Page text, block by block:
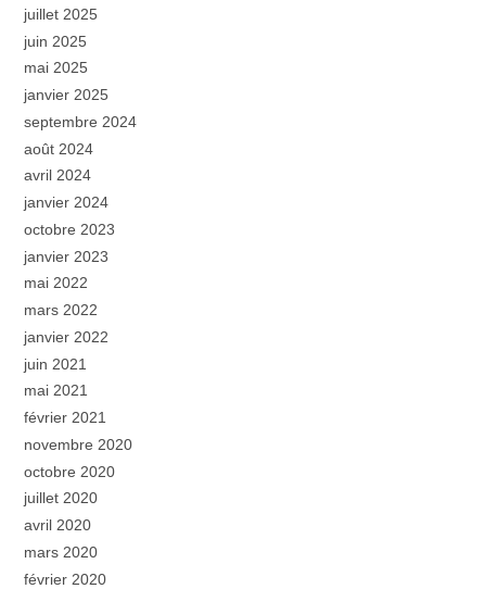
juillet 2025
juin 2025
mai 2025
janvier 2025
septembre 2024
août 2024
avril 2024
janvier 2024
octobre 2023
janvier 2023
mai 2022
mars 2022
janvier 2022
juin 2021
mai 2021
février 2021
novembre 2020
octobre 2020
juillet 2020
avril 2020
mars 2020
février 2020